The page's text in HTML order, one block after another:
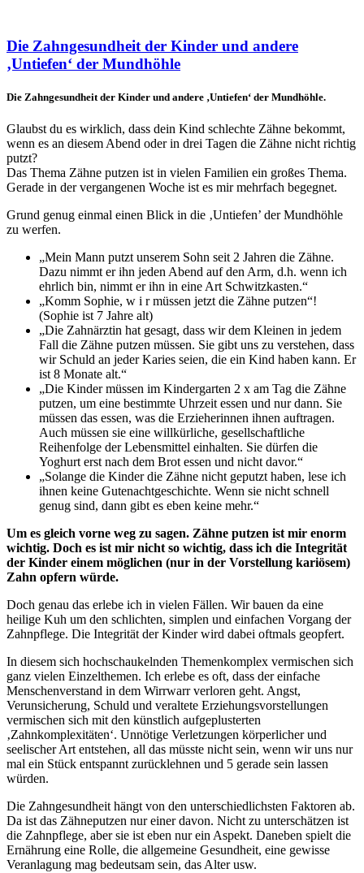
Die Zahngesundheit der Kinder und andere
‚Untiefen‘ der Mundhöhle
Die Zahngesundheit der Kinder und andere ‚Untiefen‘ der Mundhöhle.
Glaubst du es wirklich, dass dein Kind schlechte Zähne bekommt,
wenn es an diesem Abend oder in drei Tagen die Zähne nicht richtig
putzt?
Das Thema Zähne putzen ist in vielen Familien ein großes Thema.
Gerade in der vergangenen Woche ist es mir mehrfach begegnet.
Grund genug einmal einen Blick in die ‚Untiefen’ der Mundhöhle
zu werfen.
„Mein Mann putzt unserem Sohn seit 2 Jahren die Zähne.
Dazu nimmt er ihn jeden Abend auf den Arm, d.h. wenn ich
ehrlich bin, nimmt er ihn in eine Art Schwitzkasten.“
„Komm Sophie, w i r müssen jetzt die Zähne putzen“!
(Sophie ist 7 Jahre alt)
„Die Zahnärztin hat gesagt, dass wir dem Kleinen in jedem
Fall die Zähne putzen müssen. Sie gibt uns zu verstehen, dass
wir Schuld an jeder Karies seien, die ein Kind haben kann. Er
ist 8 Monate alt.“
„Die Kinder müssen im Kindergarten 2 x am Tag die Zähne
putzen, um eine bestimmte Uhrzeit essen und nur dann. Sie
müssen das essen, was die Erzieherinnen ihnen auftragen.
Auch müssen sie eine willkürliche, gesellschaftliche
Reihenfolge der Lebensmittel einhalten. Sie dürfen die
Yoghurt erst nach dem Brot essen und nicht davor.“
„Solange die Kinder die Zähne nicht geputzt haben, lese ich
ihnen keine Gutenachtgeschichte. Wenn sie nicht schnell
genug sind, dann gibt es eben keine mehr.“
Um es gleich vorne weg zu sagen. Zähne putzen ist mir enorm
wichtig. Doch es ist mir nicht so wichtig, dass ich die Integrität
der Kinder einem möglichen (nur in der Vorstellung kariösem)
Zahn opfern würde.
Doch genau das erlebe ich in vielen Fällen. Wir bauen da eine
heilige Kuh um den schlichten, simplen und einfachen Vorgang der
Zahnpflege. Die Integrität der Kinder wird dabei oftmals geopfert.
In diesem sich hochschaukelnden Themenkomplex vermischen sich
ganz vielen Einzelthemen. Ich erlebe es oft, dass der einfache
Menschenverstand in dem Wirrwarr verloren geht. Angst,
Verunsicherung, Schuld und veraltete Erziehungsvorstellungen
vermischen sich mit den künstlich aufgeplusterten
‚Zahnkomplexitäten‘. Unnötige Verletzungen körperlicher und
seelischer Art entstehen, all das müsste nicht sein, wenn wir uns nur
mal ein Stück entspannt zurücklehnen und 5 gerade sein lassen
würden.
Die Zahngesundheit hängt von den unterschiedlichsten Faktoren ab.
Da ist das Zähneputzen nur einer davon. Nicht zu unterschätzen ist
die Zahnpflege, aber sie ist eben nur ein Aspekt. Daneben spielt die
Ernährung eine Rolle, die allgemeine Gesundheit, eine gewisse
Veranlagung mag bedeutsam sein, das Alter usw.